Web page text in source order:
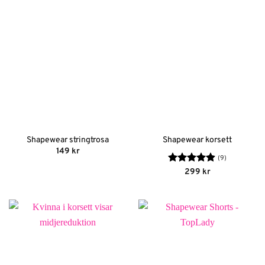
Shapewear stringtrosa
149 kr
Shapewear korsett
Betygsatt
(9)
299 kr